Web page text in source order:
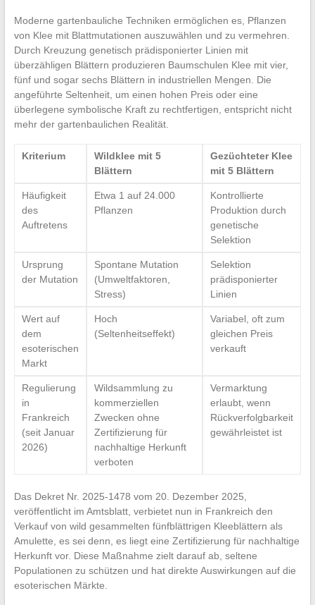
Moderne gartenbauliche Techniken ermöglichen es, Pflanzen
von Klee mit Blattmutationen auszuwählen und zu vermehren.
Durch Kreuzung genetisch prädisponierter Linien mit
überzähligen Blättern produzieren Baumschulen Klee mit vier,
fünf und sogar sechs Blättern in industriellen Mengen. Die
angeführte Seltenheit, um einen hohen Preis oder eine
überlegene symbolische Kraft zu rechtfertigen, entspricht nicht
mehr der gartenbaulichen Realität.
Kriterium
Wildklee mit 5
Blättern
Gezüchteter Klee
mit 5 Blättern
Häufigkeit
des
Auftretens
Etwa 1 auf 24.000
Pflanzen
Kontrollierte
Produktion durch
genetische
Selektion
Ursprung
der Mutation
Spontane Mutation
(Umweltfaktoren,
Stress)
Selektion
prädisponierter
Linien
Wert auf
dem
esoterischen
Markt
Hoch
(Seltenheitseffekt)
Variabel, oft zum
gleichen Preis
verkauft
Regulierung
in
Frankreich
(seit Januar
2026)
Wildsammlung zu
kommerziellen
Zwecken ohne
Zertifizierung für
nachhaltige Herkunft
verboten
Vermarktung
erlaubt, wenn
Rückverfolgbarkeit
gewährleistet ist
Das Dekret Nr. 2025-1478 vom 20. Dezember 2025,
veröffentlicht im Amtsblatt, verbietet nun in Frankreich den
Verkauf von wild gesammelten fünfblättrigen Kleeblättern als
Amulette, es sei denn, es liegt eine Zertifizierung für nachhaltige
Herkunft vor. Diese Maßnahme zielt darauf ab, seltene
Populationen zu schützen und hat direkte Auswirkungen auf die
esoterischen Märkte.